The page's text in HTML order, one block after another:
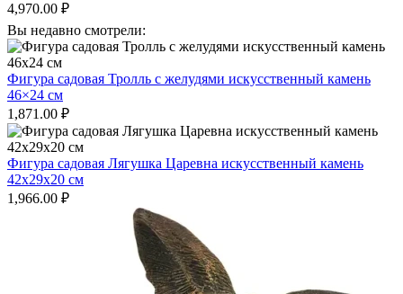
4,970.00 ₽
Вы недавно смотрели:
Фигура садовая Тролль с желудями искусственный камень
46×24 см
1,871.00 ₽
Фигура садовая Лягушка Царевна искусственный камень
42х29х20 см
1,966.00 ₽